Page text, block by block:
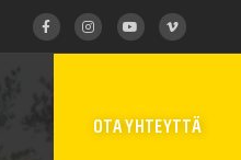
OTA YHTEYTTÄ